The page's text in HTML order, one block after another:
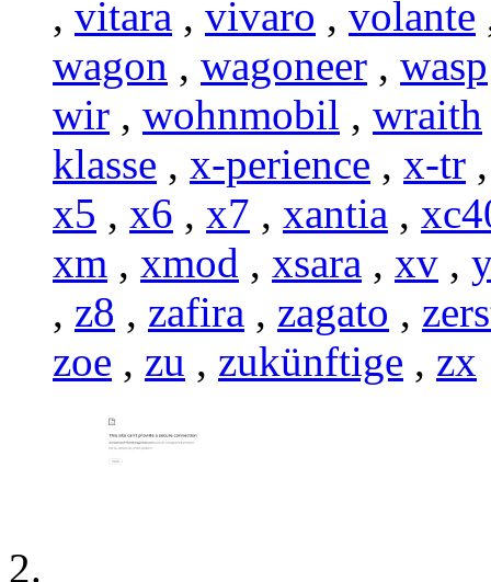
, vitara , vivaro , volante
wagon , wagoneer , wasp
wir , wohnmobil , wraith
klasse , x-perience , x-tr
x5 , x6 , x7 , xantia ,
xm , xmod , xsara , xv ,
, z8 , zafira , zagato ,
zoe , zu , zukünftige , zx